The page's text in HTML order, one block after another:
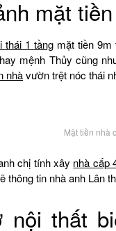
mặt
thái 1 tầng mặt tiền
mệnh Thủy cũng
nhàvườn trệt nóc thái
Mặt tiền nhà
chị tính xây nhà cấp
thông tin nhà anh Lân
nội thất